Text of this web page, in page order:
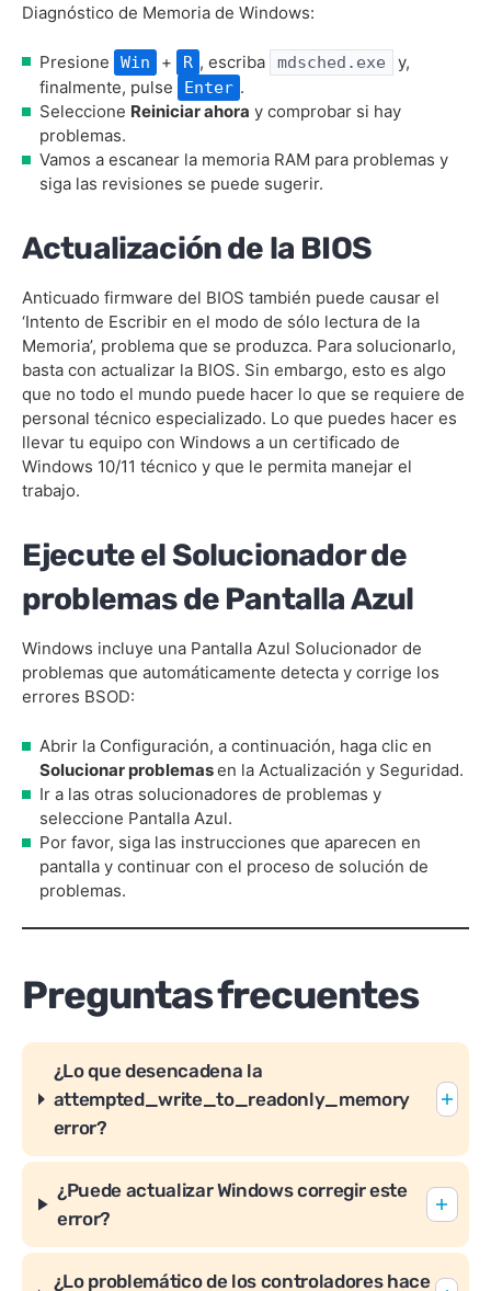
Diagnóstico de Memoria de Windows:
Presione Win + R , escriba mdsched.exe
y,
finalmente, pulse
Enter .
Seleccione Reiniciar ahora y comprobar si hay
problemas.
Vamos a escanear la memoria RAM para problemas y
siga las revisiones se puede sugerir.
Actualización de la BIOS
Anticuado firmware del BIOS también puede causar el
‘Intento de Escribir en el modo de sólo lectura de la
Memoria’, problema que se produzca. Para solucionarlo,
basta con actualizar la BIOS. Sin embargo, esto es algo
que no todo el mundo puede hacer lo que se requiere de
personal técnico especializado. Lo que puedes hacer es
llevar tu equipo con Windows a un certificado de
Windows 10/11 técnico y que le permita manejar el
trabajo.
Ejecute el Solucionador de
problemas de Pantalla Azul
Windows incluye una Pantalla Azul Solucionador de
problemas que automáticamente detecta y corrige los
errores BSOD:
Abrir la Configuración, a continuación, haga clic en
Solucionar problemasen la Actualización y Seguridad.
Ir a las otras solucionadores de problemas y
seleccione Pantalla Azul.
Por favor, siga las instrucciones que aparecen en
pantalla y continuar con el proceso de solución de
problemas.
Preguntas frecuentes
¿Lo que desencadena la
attempted_write_to_readonly_memory
error?
¿Puede actualizar Windows corregir este
error?
¿Lo problemático de los controladores hace